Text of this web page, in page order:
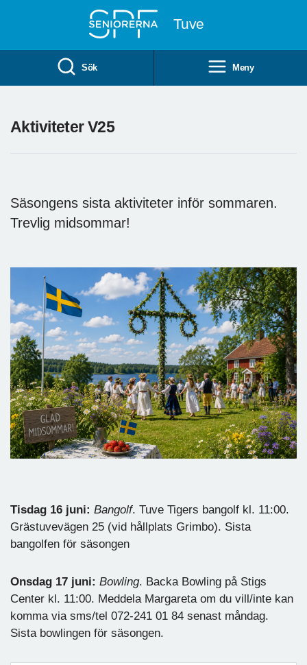
Tuve
Sök Meny
Aktiviteter V25
Säsongens sista aktiviteter inför sommaren.
Trevlig midsommar!
Tisdag 16 juni: Bangolf. Tuve Tigers bangolf kl. 11:00.
Grästuvevägen 25 (vid hållplats Grimbo). Sista
bangolfen för säsongen
Onsdag 17 juni: Bowling. Backa Bowling på Stigs
Center kl. 11:00. Meddela Margareta om du vill/inte kan
komma via sms/tel 072-241 01 84 senast måndag.
Sista bowlingen för säsongen.